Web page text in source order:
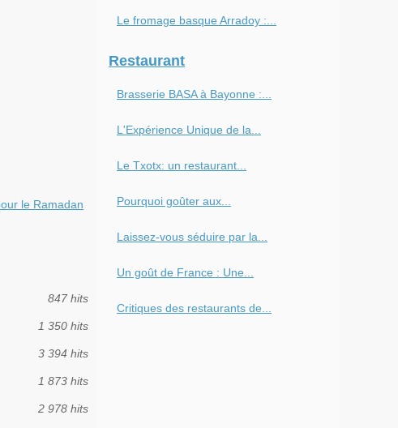
le Ramadan
847 hits
1 350 hits
3 394 hits
1 873 hits
2 978 hits
Le fromage basque Arradoy :...
Restaurant
Brasserie BASA à Bayonne :...
L'Expérience Unique de la...
Le Txotx: un restaurant...
Pourquoi goûter aux...
Laissez-vous séduire par la...
Un goût de France : Une...
Critiques des restaurants de...